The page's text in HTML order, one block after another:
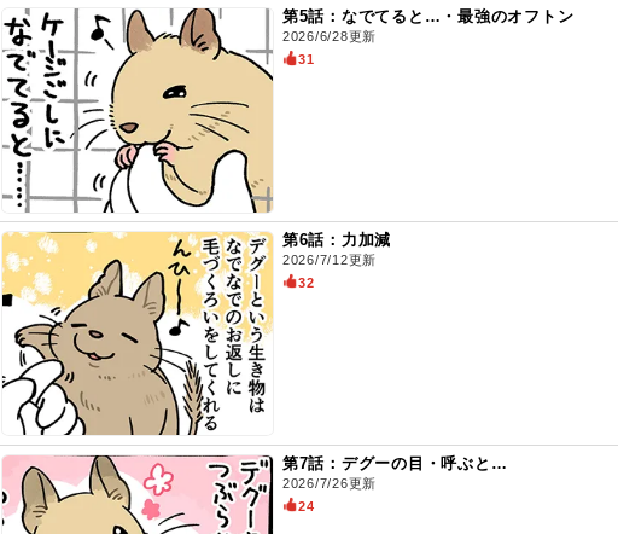
第5話：なでてると…・最強のオフトン
2026/6/28更新
31
第6話：力加減
2026/7/12更新
32
第7話：デグーの目・呼ぶと…
2026/7/26更新
24